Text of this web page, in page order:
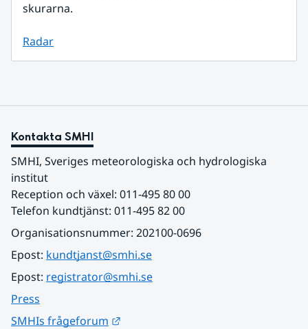
skurarna.
Radar
Kontakta SMHI
SMHI, Sveriges meteorologiska och hydrologiska
institut
Reception och växel: 011-495 80 00
Telefon kundtjänst: 011-495 82 00
Organisationsnummer: 202100-0696
Epost: kundtjanst@smhi.se
Epost: registrator@smhi.se
Press
SMHIs frågeforum